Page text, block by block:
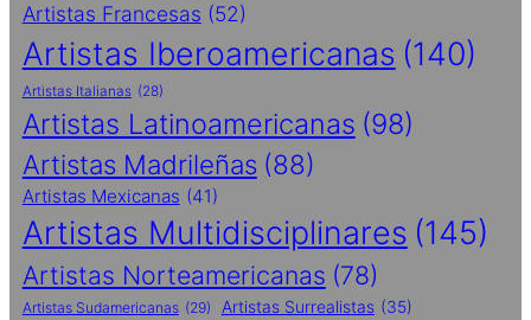
Artistas Francesas (52)
Artistas Iberoamericanas (140)
Artistas Italianas (28)
Artistas Latinoamericanas (98)
Artistas Madrileñas (88)
Artistas Mexicanas (41)
Artistas Multidisciplinares (145)
Artistas Norteamericanas (78)
Artistas Sudamericanas (29) Artistas Surrealistas (35)